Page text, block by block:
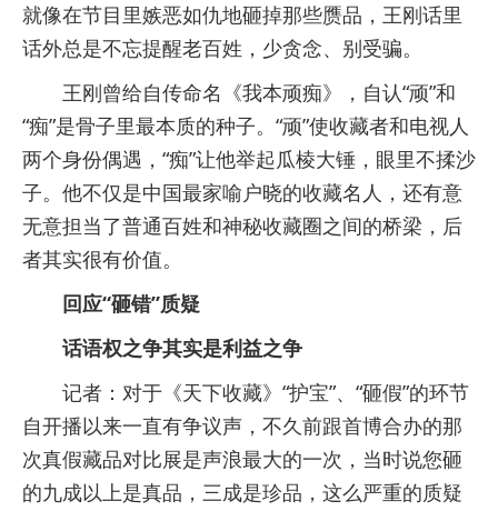
就像在节目里嫉恶如仇地砸掉那些赝品，王刚话里
话外总是不忘提醒老百姓，少贪念、别受骗。
王刚曾给自传命名《我本顽痴》，自认“顽”和
“痴”是骨子里最本质的种子。“顽”使收藏者和电视人
两个身份偶遇，“痴”让他举起瓜棱大锤，眼里不揉沙
子。他不仅是中国最家喻户晓的收藏名人，还有意
无意担当了普通百姓和神秘收藏圈之间的桥梁，后
者其实很有价值。
回应“砸错”质疑
话语权之争其实是利益之争
记者：对于《天下收藏》“护宝”、“砸假”的环节
自开播以来一直有争议声，不久前跟首博合办的那
次真假藏品对比展是声浪最大的一次，当时说您砸
的九成以上是真品，三成是珍品，这么严重的质疑